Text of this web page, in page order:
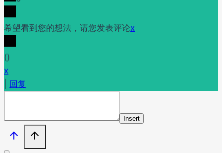
希望看到您的想法，请您发表评论x
()
x
回复
Insert